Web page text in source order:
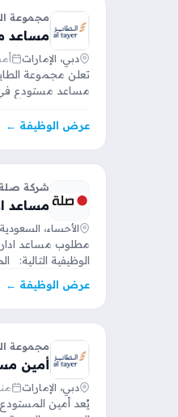
مجموعة
مساعد
دبي، الإمارات
تعلن مجموعة
مساعد مستودع
عرض الوظيفة ←
شركة
مساعد
الأحساء، السعودية
مطلوب مساعد
الوظيفية التالية:
عرض الوظيفة ←
مجموعة
أمين
دبي، الإمارات
منذ
يُعد أمين